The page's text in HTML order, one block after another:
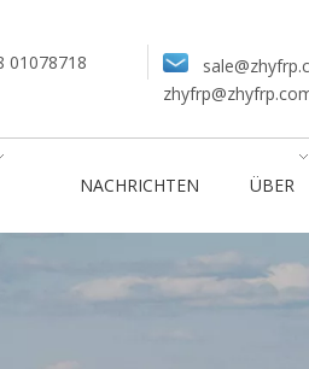
01078718
NACHRICHTEN ÜBER